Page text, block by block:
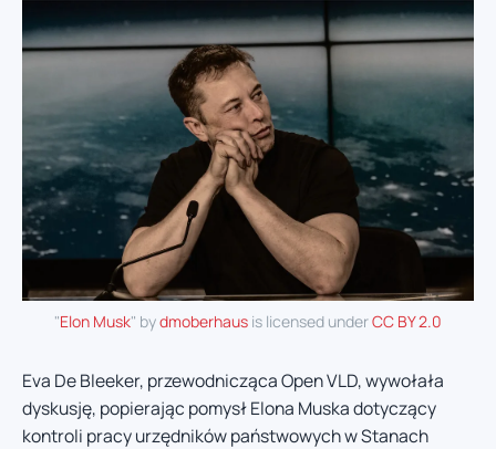
"Elon Musk" bydmoberhaus is licensed underCC BY 2.0
Eva De Bleeker, przewodnicząca Open VLD, wywołała
dyskusję, popierając pomysł Elona Muska dotyczący
kontroli pracy urzędników państwowych w Stanach